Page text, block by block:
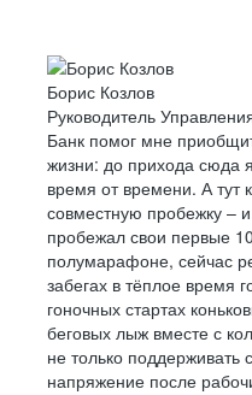
Борис Козлов
Руководитель
Банк помог мне
жизни: до прихода сюда
время от времени. А тут
совместную пробежку –
пробежал свои первые
полумарафоне, сейчас
забегах в тёплое время
гоночных стартах
беговых лыж вместе с
не только
напряжение после